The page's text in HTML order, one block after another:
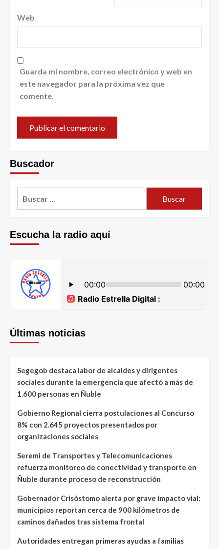
Web
Guarda mi nombre, correo electrónico y web en
este navegador para la próxima vez que
comente.
Buscador
Escucha la radio aquí
Últimas noticias
Segegob destaca labor de alcaldes y dirigentes
sociales durante la emergencia que afectó a más de
1.600 personas en Ñuble
Gobierno Regional cierra postulaciones al Concurso
8% con 2.645 proyectos presentados por
organizaciones sociales
Seremi de Transportes y Telecomunicaciones
refuerza monitoreo de conectividad y transporte en
Ñuble durante proceso de reconstrucción
Gobernador Crisóstomo alerta por grave impacto vial:
municipios reportan cerca de 900 kilómetros de
caminos dañados tras sistema frontal
Autoridades entregan primeras ayudas a familias